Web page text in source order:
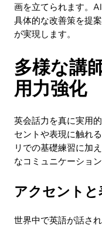
画を立てられます。
具体的な改善策を提
が実現します。
多様な講
用力強化
英会話力を真に実用
セントや表現に触れ
リでの基礎練習に加
なコミュニケーショ
アクセント
世界中で英語が話さ